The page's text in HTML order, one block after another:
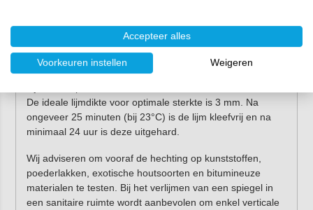
Zorg dat je de lijmkit altijd aanbrengt op een zuivere, stof-
en vetvrije ondergrond. Reinig het oppervlak indien nodig
met Tec7 Cleaner. Je kunt de lijm eenvoudig aanbrengen
De ideale lijmdikte voor optimale sterkte is 3 mm. Na
ongeveer 25 minuten (bij 23°C) is de lijm kleefvrij en na
minimaal 24 uur is deze uitgehard.
Wij adviseren om vooraf de hechting op kunststoffen,
poederlakken, exotische houtsoorten en bitumineuze
materialen te testen. Bij het verlijmen van een spiegel in
een sanitaire ruimte wordt aanbevolen om enkel verticale
Accepteer alles
Voorkeuren instellen Weigeren